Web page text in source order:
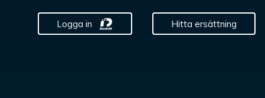
Logga in Hitta ersättning